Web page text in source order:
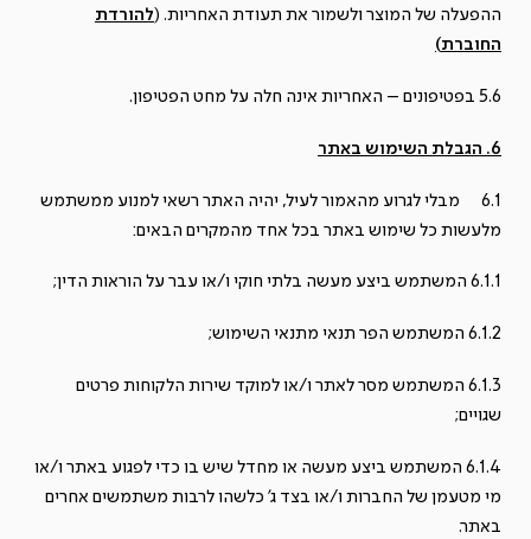
ההפעלה של המוצר ולשמור את תעודת האחריות. (להורדת
החוברת)
5.6 בפטיפונים – האחריות אינה חלה על מחט הפטיפון.
6. הגבלת השימוש באתר
6.1 מבלי לגרוע מהאמור לעיל, יהיה האתר רשאי למנוע ממשתמש
מלעשות כל שימוש באתר בכל אחד מהמקרים הבאים:
6.1.1 המשתמש ביצע מעשה בלתי חוקי ו/או עבר על הוראות הדין;
6.1.2 המשתמש הפר תנאי מתנאי השימוש;
6.1.3 המשתמש מסר לאתר ו/או למוקד שירות הלקוחות פרטים
שגויים;
6.1.4 המשתמש ביצע מעשה או מחדל שיש בו כדי לפגוע באתר ו/או
מי מטעמן של החברות ו/או בצד ג' כלשהו לרבות משתמשים אחרים
באתר.